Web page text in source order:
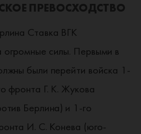
ПРЕВОСХОДСТВО
Ставка ВГК
огромные силы. Первыми в
были перейти войска 1-
фронта Г. К. Жукова
Берлина) и 1-го
И. С. Конева (юго-